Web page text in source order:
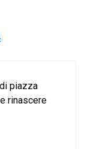
piazza
rinascere